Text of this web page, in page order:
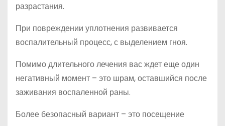
разрастания.
При повреждении уплотнения развивается
воспалительный процесс, с выделением гноя.
Помимо длительного лечения вас ждет еще один
негативный момент – это шрам, оставшийся после
заживания воспаленной раны.
Более безопасный вариант – это посещение